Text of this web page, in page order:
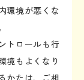
環境が悪くな
トロールも行
境もよくなり
かたは、ご相